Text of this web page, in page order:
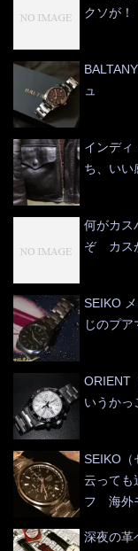
クソが！
ュ
インデ
ち、いい
何がカ
ぞ カス
SEIKO
じのプ
ORIENT
いうかっ
SEIKO（
云っても
フ 海外
深夜の革